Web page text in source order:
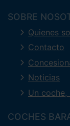
SOBRE
Quienes
Contacto
Noticias
Un coche,
COCHES